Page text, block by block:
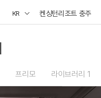
KR 켄싱턴리조트 충주
프리모 라이브러리 1